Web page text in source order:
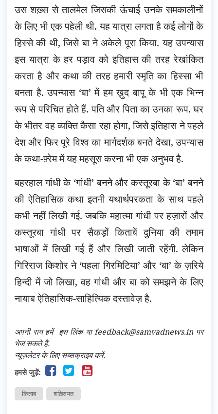
उस शख़्स से तालमेल जिसकी ऊंचाई उनके समकालीनों
के लिए भी एक पहेली थी. यह यात्रा लगता है कई लोगों के
हिस्से की थी, जिसे बा ने अकेले पूरा किया. यह उपन्यास
इस यात्रा के हर पड़ाव को इतिहास की तरह रेखांकित
करता है और कथा की तरह हमारी स्मृति का हिस्सा भी
बनता है. उपन्यास ‘बा’ में हम ख़ुद बापू के भी एक भिन्न
रूप से परिचित होते हैं. पति और पिता का उनका रूप. घर
के भीतर वह व्यक्ति कैसा रहा होगा, जिसे इतिहास ने पहले
देश और फिर पूरे विश्व का मार्गदर्शक बनते देखा, उपन्यास
के कथा-फ़्रेम में यह महसूस करना भी एक अनुभव है.
बहरहाल गांधी के ‘गांधी’ बनने और कस्तूरबा के ‘बा’ बनने
की ऐतिहासिक कथा इतनी यथार्थपरकता के साथ पहले
कभी नहीं लिखी गई. जबकि महात्मा गांधी पर हज़ारों और
कस्तूरबा गांधी पर सैकड़ों किताबें दुनिया की तमाम
भाषाओं में लिखी गई हैं और लिखी जाती रहेंगी. लेकिन
गिरिराज किशोर ने ‘पहला गिरमिटिया’ और ‘बा’ के ज़रिये
हिन्दी में जो लिखा, वह गांधी और बा को समझने के लिए
नायाब ऐतिहासिक-साहित्यिक दस्तावेज़ है.
अपनी राय हमें इस लिंक या feedback@samvadnews.in पर
भेज सकते हैं.
न्यूज़लेटर के लिए सब्सक्राइब करें.
हमसे जुड़ें:
किताब शख़्सियत